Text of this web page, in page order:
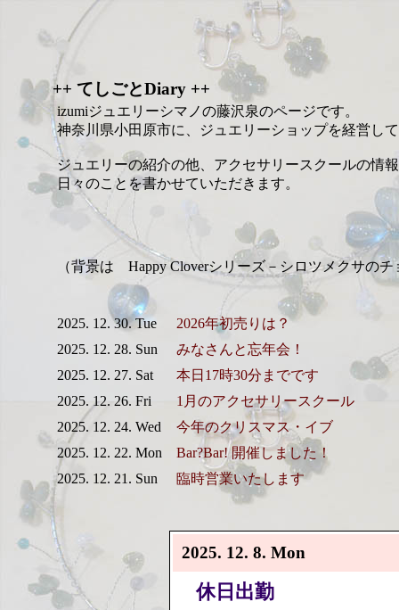
++ てしごとDiary ++
izumiジュエリーシマノの藤沢泉のページです。
神奈川県小田原市に、ジュエリーショップを経営し
ジュエリーの紹介の他、アクセサリースクールの情
日々のことを書かせていただきます。
（背景は Happy Cloverシリーズ－シロツメクサのチ
2025. 12. 30. Tue
2026年初売りは？
2025. 12. 28. Sun
みなさんと忘年会！
2025. 12. 27. Sat
本日17時30分までです
2025. 12. 26. Fri
1月のアクセサリースクール
2025. 12. 24. Wed
今年のクリスマス・イブ
2025. 12. 22. Mon
Bar?Bar! 開催しました！
2025. 12. 21. Sun
臨時営業いたします
2025. 12. 8. Mon
休日出勤